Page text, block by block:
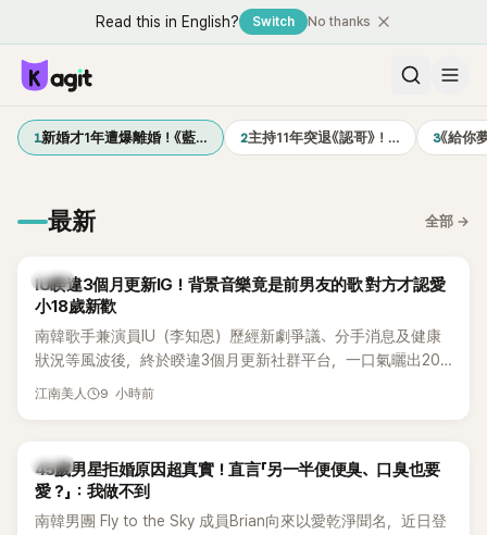
Read this in English? Switch No thanks
1新婚才1年遭爆離婚！《藍… 2主持11年突退《認哥》！… 3《給你
最新 全部 →
韓星
IU睽違3個月更新IG！背景音樂竟是前男友的歌 對方才認愛
小18歲新歡
南韓歌手兼演員IU（李知恩）歷經新劇爭議、分手消息及健康
狀況等風波後，終於睽違3個月更新社群平台，一口氣曬出20
張近況照，讓大批粉絲又驚又喜。不過，比起照片本身，更引
江南美人 9 小時前
韓星
45歲男星拒婚原因超真實！直言「另一半便便臭、口臭也要
愛？」：我做不到
南韓男團 Fly to the Sky 成員Brian向來以愛乾淨聞名，近日登